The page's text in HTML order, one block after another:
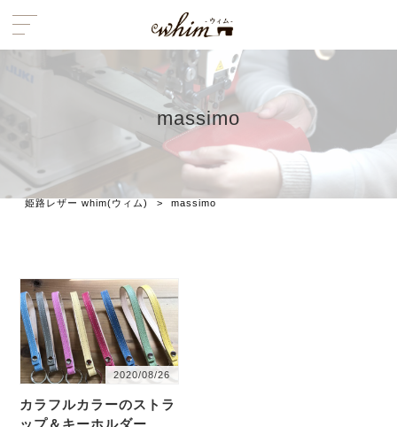
massimo
姫路レザー whim(ウィム) > massimo
2020/08/26
カラフルカラーのストラ
ップ＆キーホルダー